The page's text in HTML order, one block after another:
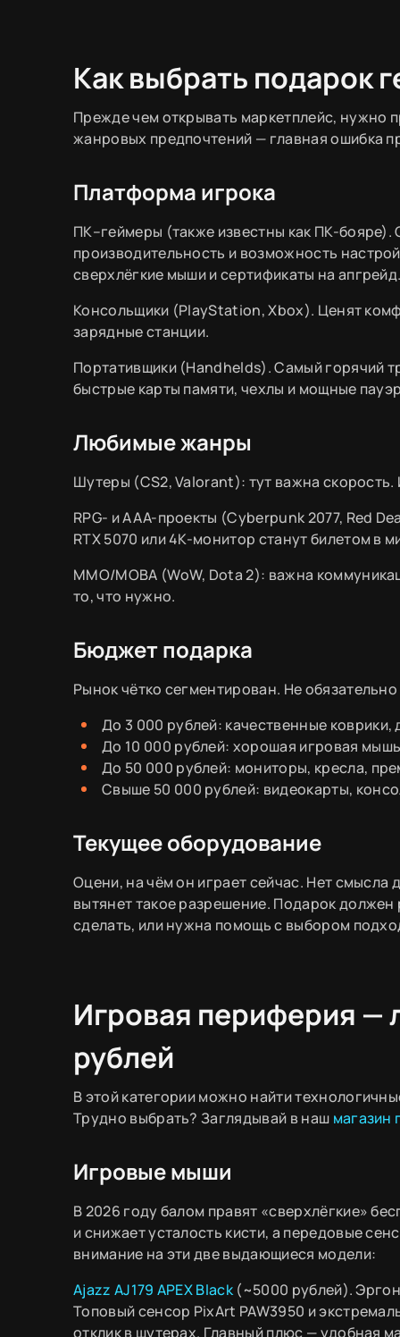
Как выбрать подарок
Прежде чем открывать маркетплейс, нужно
жанровых предпочтений — главная ошибка
Платформа игрока
ПК–геймеры (также известны как ПК-
производительность и возможность
сверхлёгкие мыши и сертификаты на апгрейд.
Консольщики (PlayStation, Xbox). Ценят
зарядные станции.
Портативщики (Handhelds). Самый горячий
быстрые карты памяти, чехлы и мощные
Любимые жанры
Шутеры (CS2, Valorant): тут важна
RPG- и AAA-проекты (Cyberpunk 2077, Red
RTX 5070 или 4K-монитор станут билетом в
MMO/MOBA (WoW, Dota 2): важна
то, что нужно.
Бюджет подарка
Рынок чётко сегментирован. Не
До 3 000 рублей: качественные
До 10 000 рублей: хорошая игровая
До 50 000 рублей: мониторы, кресла,
Свыше 50 000 рублей: видеокарты,
Текущее оборудование
Оцени, на чём он играет сейчас. Нет смысла
вытянет такое разрешение. Подарок должен
сделать, или нужна помощь с выбором
Игровая периферия —
рублей
В этой категории можно найти
Трудно выбрать? Заглядывай в наш магазин
Игровые мыши
В 2026 году балом правят «сверхлёгкие»
и снижает усталость кисти, а передовые
внимание на эти две выдающиеся модели:
Ajazz AJ179 APEX Black(~5000 рублей).
Топовый сенсор PixArt PAW3950 и
отклик в шутерах. Главный плюс — удобная